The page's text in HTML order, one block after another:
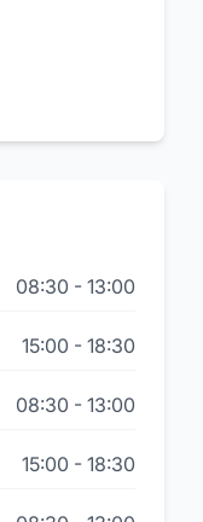
08:30 - 13:00
15:00 - 18:30
08:30 - 13:00
15:00 - 18:30